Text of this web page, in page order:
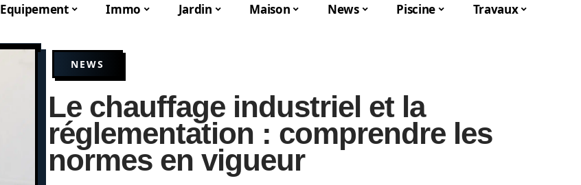
Equipement Immo Jardin Maison News Piscine Travaux
NEWS
Le chauffage industriel et la
réglementation : comprendre les
normes en vigueur